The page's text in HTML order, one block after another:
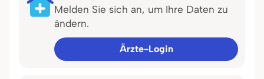
Melden Sie sich an, um Ihre Daten zu
ändern.
Ärzte-Login